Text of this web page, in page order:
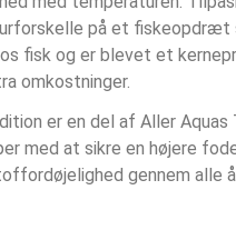
på et
fisk og er blevet et
omkostninger.
er en del af Aller
med at sikre en højere
gennem alle